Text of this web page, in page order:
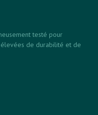
testé pour
de durabilité et de